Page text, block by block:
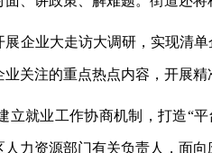
展企业大走访大调研，实现清
关注的重点热点内容，开展精
立就业工作协商机制，打造“
力资源部门有关负责人，面